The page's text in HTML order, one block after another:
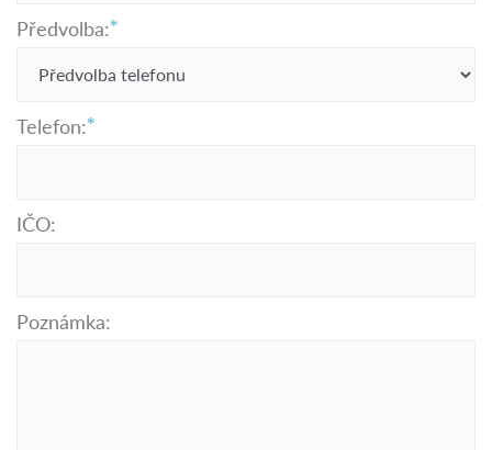
Předvolba:
Telefon:
IČO:
Poznámka: